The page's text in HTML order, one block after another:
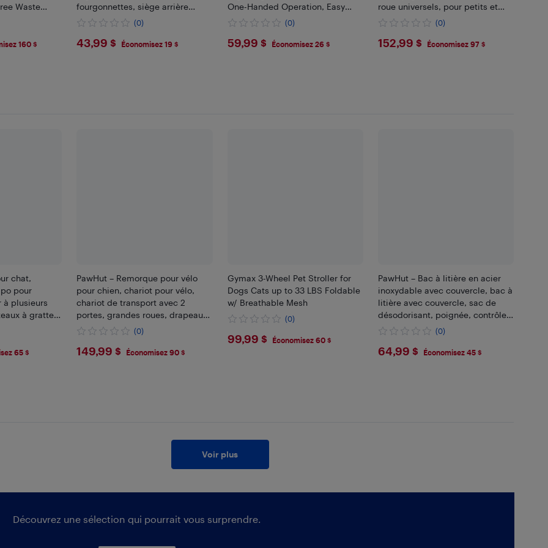
Waste
Large Waste
160 $
fourgonnettes, siège arrière
universel pour barrière de
(0)
$43.99
43,99 $ Économisez 19 $
One-Handed Operation, Easy
Drilling Installation with
(0)
$59.99
59,99 $ Économisez 26 $
roue universels, pour petits et
moyens animaux, vert
(0)
$152.99
152,99 $ Économisez 97 $
chat,
pour
à plusieurs
à gratter,
en
clair
65 $
PawHut – Remorque pour vélo
pour chien, chariot pour vélo,
chariot de transport avec 2
portes, grandes roues, drapeau
de sécurité, remorque portative
(0)
$149.99
149,99 $ Économisez 90 $
Gymax 3-Wheel Pet Stroller for
Dogs Cats up to 33 LBS Foldable
w/ Breathable Mesh
(0)
$99.99
99,99 $ Économisez 60 $
PawHut – Bac à litière en acier
inoxydable avec couvercle, bac à
litière avec couvercle, sac de
désodorisant, poignée, contrôle
des odeurs, antiadhésif et facile
(0)
$64.99
64,99 $ Économisez 45 $
Voir plus
Découvrez une sélection qui pourrait vous surprendre.